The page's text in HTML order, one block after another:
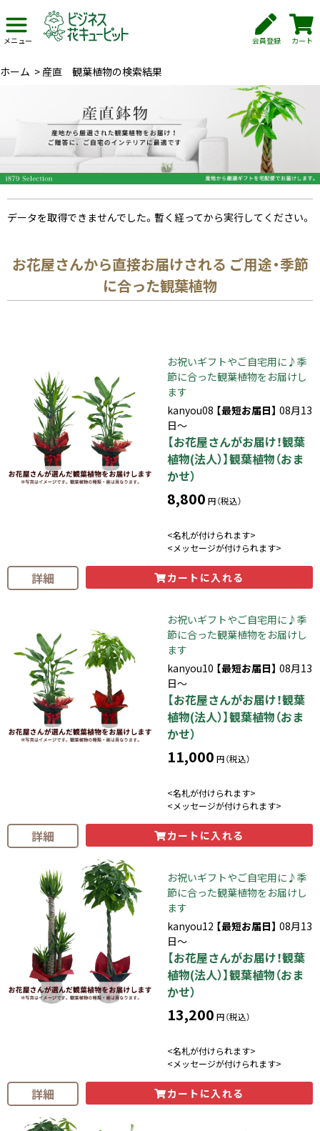
メニュー 会員登録 カート
ホーム > 産直 観葉植物の検索結果
データを取得できませんでした。暫く経ってから実行してください。
お花屋さんから直接お届けされる ご用途・季節
に合った観葉植物
お祝いギフトやご自宅用に♪季
節に合った観葉植物をお届けし
ます
kanyou08 【最短お届日】 08月13
日～
【お花屋さんがお届け！観葉
植物(法人）】観葉植物（おま
かせ）
8,800 円（税込）
<名札が付けられます>
<メッセージが付けられます>
詳細 カートに入れる
お祝いギフトやご自宅用に♪季
節に合った観葉植物をお届けし
ます
kanyou10 【最短お届日】 08月13
日～
【お花屋さんがお届け！観葉
植物(法人）】観葉植物（おま
かせ）
11,000 円（税込）
<名札が付けられます>
<メッセージが付けられます>
詳細 カートに入れる
お祝いギフトやご自宅用に♪季
節に合った観葉植物をお届けし
ます
kanyou12 【最短お届日】 08月13
日～
【お花屋さんがお届け！観葉
植物(法人）】観葉植物（おま
かせ）
13,200 円（税込）
<名札が付けられます>
<メッセージが付けられます>
詳細 カートに入れる